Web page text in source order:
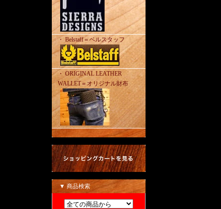
・ Belstaff＝ベルスタッフ
・ ORIGINAL LEATHER
WALLET＝オリジナル財布
▼ 商品検索